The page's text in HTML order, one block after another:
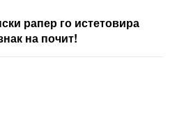
рапер го истетовира
на почит!